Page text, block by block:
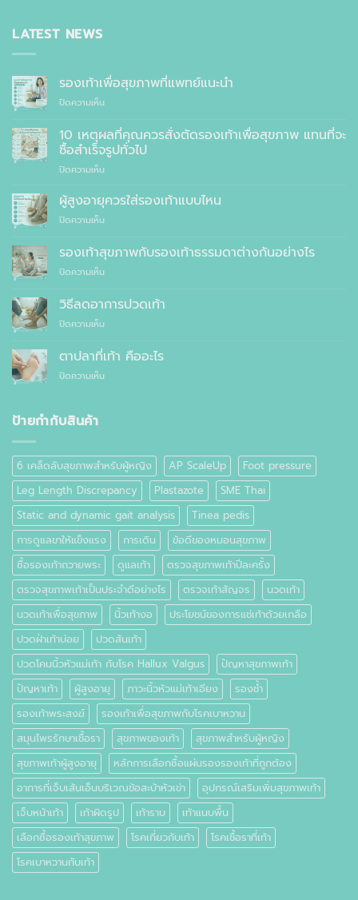
LATEST NEWS
รองเท้าเพื่อสุขภาพที่แพทย์แนะนำ
ปิดความเห็นบน
เพื่อ
สุขภาพ
ที่
แพทย์
10 เหตุผลที่คุณควรสั่งตัดรองเท้าเพื่อสุขภาพ แทนที่จะ
ซื้อสำเร็จรูปทั่วไป
ปิดความเห็นบน
เหตุผล
คุณ
สั่ง
ตัด
รองเท้า
สุขภาพ
แทนที่
สำเร็จรูป
ทั่วไป
ผู้สูงอายุควรใส่รองเท้าแบบไหน
ปิดความเห็นบน
สูง
อายุ
ควร
รองเท้า
ไหน
รองเท้าสุขภาพกับรองเท้าธรรมดาต่างกันอย่างไร
ปิดความเห็นบน
สุขภาพ
กับ
รองเท้า
ต่าง
อย่างไร
วิธีลดอาการปวดเท้า
ปิดความเห็นบน
ลด
อาการ
ปวด
ตาปลาที่เท้า คืออะไร
ปิดความเห็นบน
ป้ายกำกับสินค้า
6 เคล็ดลับสุขภาพสำหรับผู้หญิง AP ScaleUp
Foot pressure
Leg Length Discrepancy
Plastazote
SME Thai
Static and dynamic gait analysis
Tinea pedis
การดูแลขาให้แข็งแรง
การเดิน
ข้อดีของหมอนสุขภาพ
ซื้อรองเท้าถวายพระ
ดูแลเท้า
ตรวจสุขภาพเท้าปีละครั้ง
ตรวจสุขภาพเท้าเป็นประจำดีอย่างไร
ตรวจเท้าสัญจร
นวดเท้า
นวดเท้าเพื่อสุขภาพ
นิ้วเท้างอ
ประโยชน์ของการแช่เท้าด้วยเกลือ
ปวดฝ่าเท้าบ่อย
ปวดส้นเท้า
ปวดโคนนิ้วหัวแม่เท้า กับโรค Hallux Valgus
ปัญหาสุขภาพเท้า
ปัญหาเท้า
ผู้สูงอายุ ภาวะนิ้วหัวแม่เท้าเอียง
รองช้ำ
รองเท้าพระสงฆ์
รองเท้าเพื่อสุขภาพกับโรคเบาหวาน
สมุนไพรรักษาเชื้อรา
สุขภาพของเท้า
สุขภาพสำหรับผู้หญิง
สุขภาพเท้าผู้สูงอายุ
หลักการเลือกซื้อแผ่นรองรองเท้าที่ถูกต้อง
อาการที่เจ็บเส้นเอ็นบริเวณข้อสะบ้าหัวเข่า
อุปกรณ์เสริมเพิ่มสุขภาพเท้า
เจ็บหน้าเท้า
เท้าผิดรูป เท้าราบ
เท้าแนบพื้น
เลือกซื้อรองเท้าสุขภาพ
โรคเกี่ยวกับเท้า
โรคเชื้อราที่เท้า
โรคเบาหวานกับเท้า